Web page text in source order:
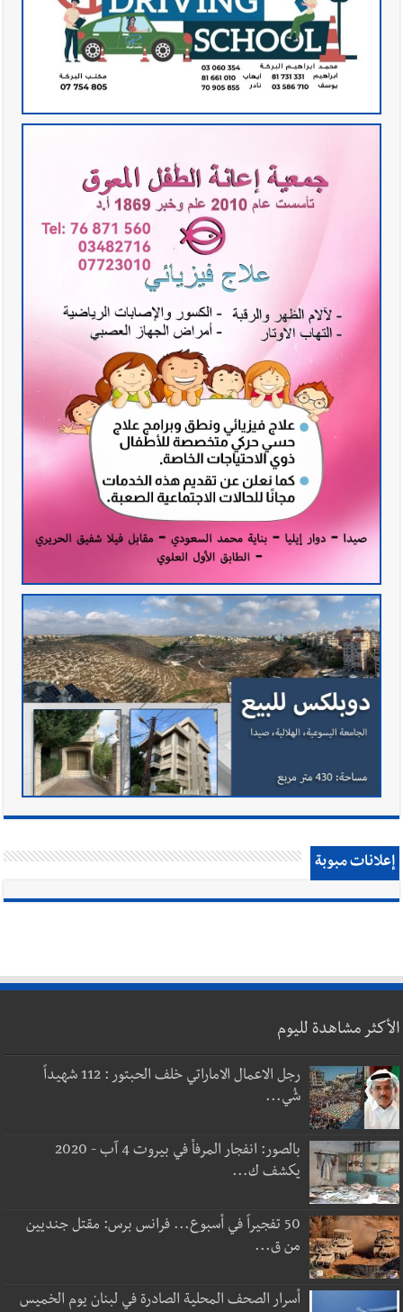
إعلانات مبوبة
الأكثر مشاهدة لليوم
رجل الاعمال الاماراتي خلف الحبتور : 112 شهيداً
شُي...
بالصور: انفجار المرفأ في بيروت 4 آب - 2020
يكشف ك...
50 تفجيراً في أسبوع... فرانس برس: مقتل جنديين
من ق...
أسرار الصحف المحلية الصادرة في لبنان يوم الخميس